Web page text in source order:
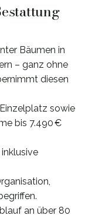
Bäumen in
– ganz ohne
diesen
sowie
bis 7.490 €
an über 80